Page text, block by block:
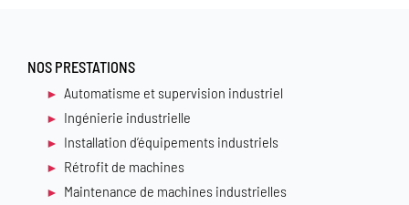
NOS PRESTATIONS
Automatisme et supervision industriel
Ingénierie industrielle
Installation d’équipements industriels
Rétrofit de machines
Maintenance de machines industrielles